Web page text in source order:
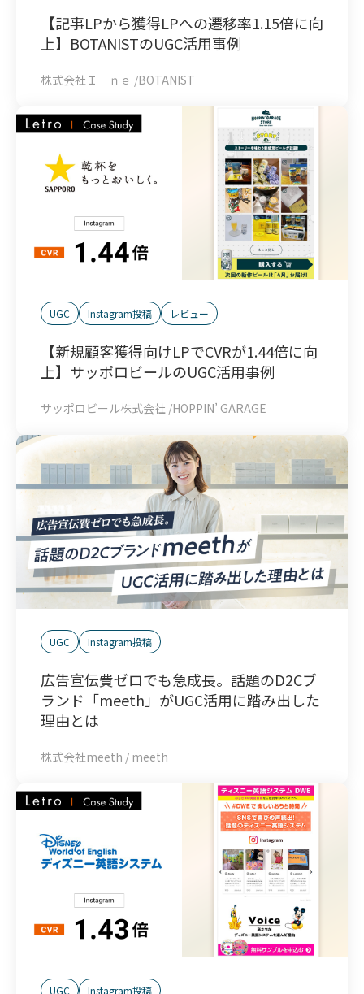
【記事LPから獲得LPへの遷移率1.15倍に向
上】BOTANISTのUGC活用事例
株式会社Ｉ－ｎｅ /BOTANIST
UGC Instagram投稿 レビュー
【新規顧客獲得向けLPでCVRが1.44倍に向
上】サッポロビールのUGC活用事例
サッポロビール株式会社 /HOPPIN’ GARAGE
UGC Instagram投稿
広告宣伝費ゼロでも急成長。話題のD2Cブ
ランド「meeth」がUGC活用に踏み出した
理由とは
株式会社meeth / meeth
UGC Instagram投稿